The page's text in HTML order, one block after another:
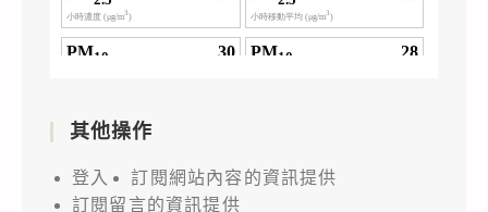
其他操作
登入
訂閱網站內容的資訊提供
訂閱留言的資訊提供